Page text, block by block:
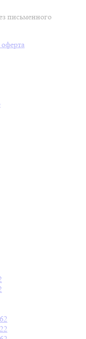
письменного